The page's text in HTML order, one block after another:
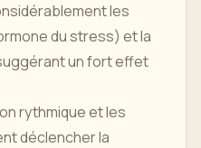
les
du stress) et la
un fort effet
rythmique et les
déclencher la